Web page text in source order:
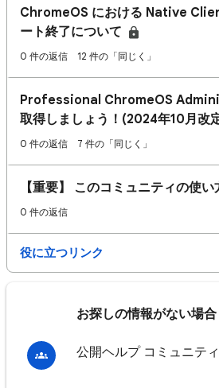
ChromeOS における Native
ート終了について
0 件の返信 12 件の「同じく」
Professional ChromeOS
取得しましょう！(2024年10月改
0 件の返信 7 件の「同じく」
【重要】 このコミュニティの使
0 件の返信
役に立つリンク
お探しの情報がない場合
公開ヘルプ コミュニテ